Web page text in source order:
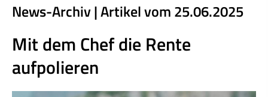
News-Archiv | Artikel vom 25.06.2025
Mit dem Chef die Rente
aufpolieren